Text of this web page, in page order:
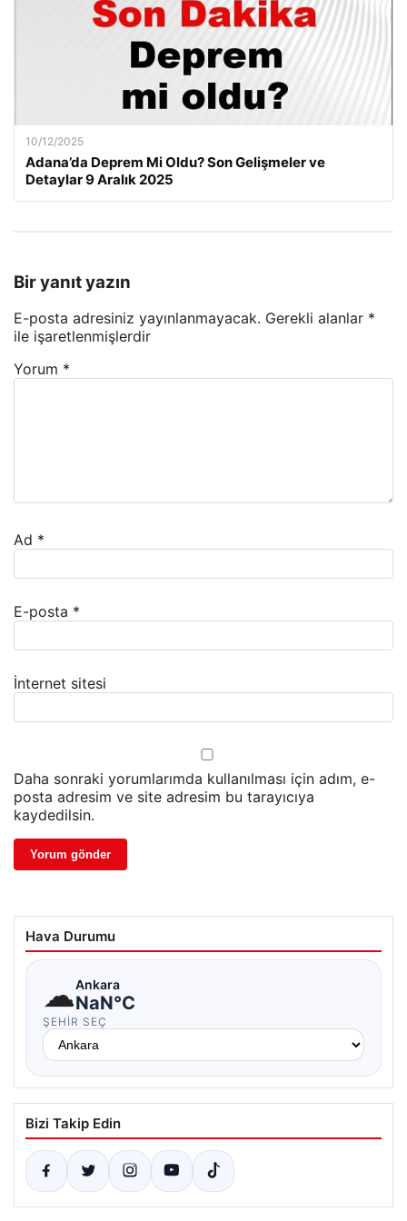
10/12/2025
Adana’da Deprem Mi Oldu? Son Gelişmeler ve
Detaylar 9 Aralık 2025
Bir yanıt yazın
E-posta adresiniz yayınlanmayacak. Gerekli alanlar *
ile işaretlenmişlerdir
Yorum *
Ad *
E-posta *
İnternet sitesi
Daha sonraki yorumlarımda kullanılması için adım, e-
posta adresim ve site adresim bu tarayıcıya
kaydedilsin.
Hava Durumu
☁Ankara
NaN°C
ŞEHIR SEÇ
Bizi Takip Edin